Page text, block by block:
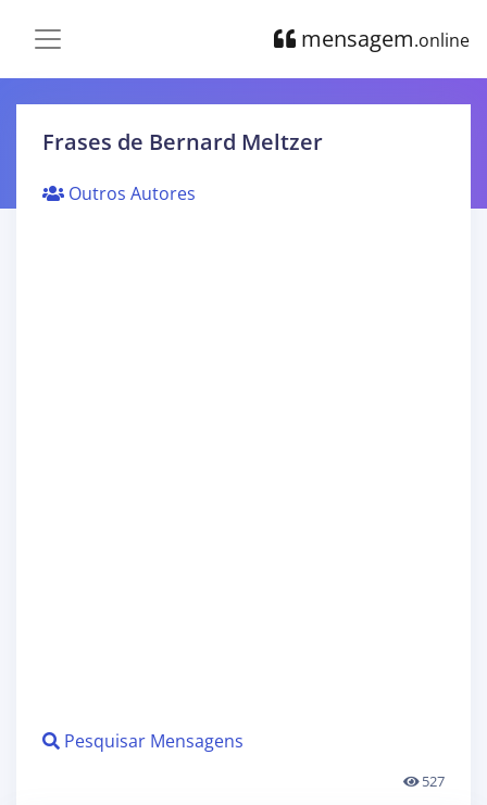
mensagem.online
Frases de Bernard Meltzer
Outros Autores
Pesquisar Mensagens
527